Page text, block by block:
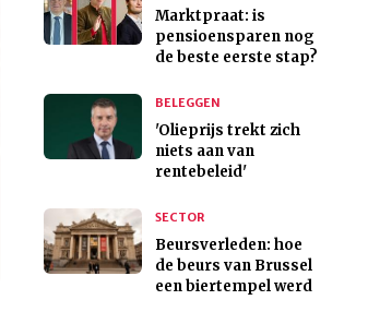
Marktpraat: is
pensioensparen nog
de beste eerste stap?
BELEGGEN
'Olieprijs trekt zich
niets aan van
rentebeleid'
SECTOR
Beursverleden: hoe
de beurs van Brussel
een biertempel werd